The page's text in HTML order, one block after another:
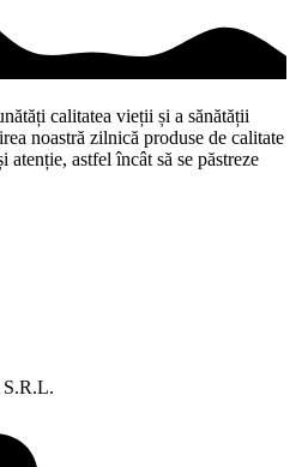
calitatea vieții și a sănătății
noastră zilnică produse de calitate
astfel încât să se păstreze